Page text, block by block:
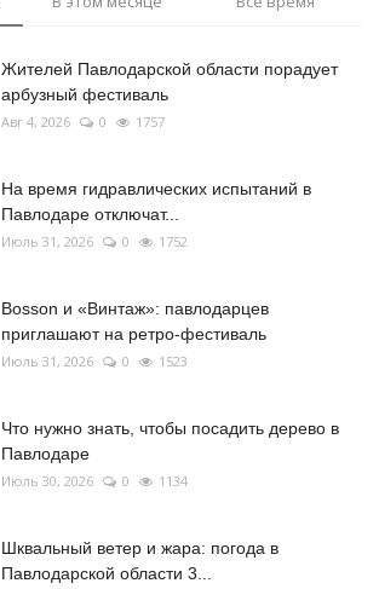
Жителей Павлодарской области порадует
арбузный фестиваль
Авг 4, 2026 0 1757
На время гидравлических испытаний в
Павлодаре отключат...
Июль 31, 2026 0 1752
Bosson и «Винтаж»: павлодарцев
приглашают на ретро-фестиваль
Июль 31, 2026 0 1523
Что нужно знать, чтобы посадить дерево в
Павлодаре
Июль 30, 2026 0 1134
Шквальный ветер и жара: погода в
Павлодарской области 3...